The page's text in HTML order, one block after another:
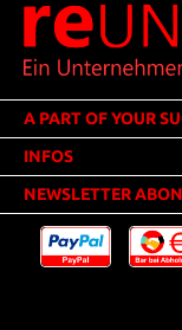
A PART OF YOUR
INFOS
NEWSLETTER